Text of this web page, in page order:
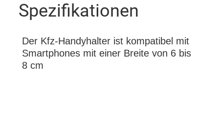
Spezifikationen
Der Kfz-Handyhalter ist kompatibel mit
Smartphones mit einer Breite von 6 bis
8 cm